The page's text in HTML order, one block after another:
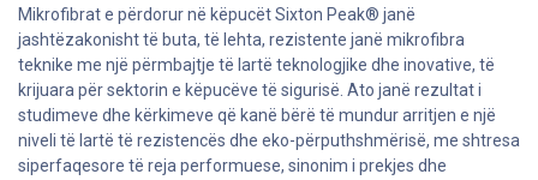
Mikrofibrat e përdorur në këpucët Sixton Peak® janë
jashtëzakonisht të buta, të lehta, rezistente janë mikrofibra
teknike me një përmbajtje të lartë teknologjike dhe inovative, të
krijuara për sektorin e këpucëve të sigurisë. Ato janë rezultat i
studimeve dhe kërkimeve që kanë bërë të mundur arritjen e një
niveli të lartë të rezistencës dhe eko-përputhshmërisë, me shtresa
siperfaqesore të reja performuese, sinonim i prekjes dhe